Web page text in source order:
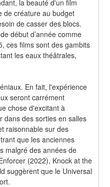
la beauté d'un film
de créature au budget
de casser des blocs.
début d’année comme
ces films sont des gambits
les eaux théâtrales,
En fait, l'expérience
seront carrément
chose d'excitant à
dans des sorties en salles
raisonnable sur des
que les anciennes
malgré des années de
(2022), Knock at the
suggèrent que le Universal